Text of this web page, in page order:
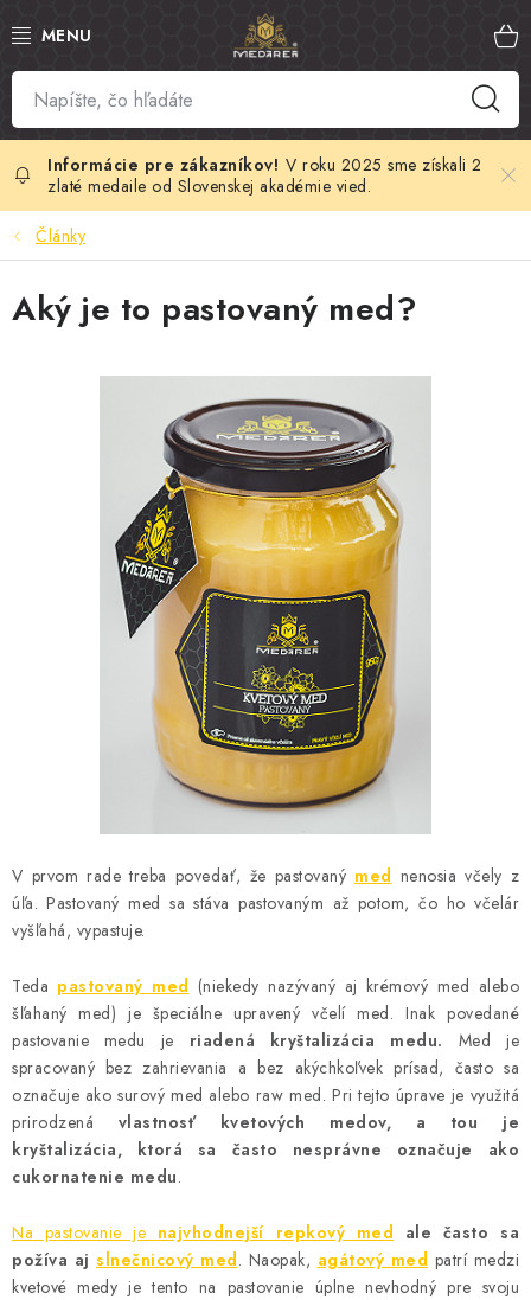
na
SLOVENSKÝ MED
MANUKA MED
VČELÍ PEĽ
MEDOVÁ KOZMETIKA
MEDOVÉ DARČEKOVÉ SETY
VÝROBKY Z VOSKU
DOPLNKY KU VČELÍM PRODUKTOM
MEDOVÉ CUKROVINKY
SLUŽBY VČELÁRA
DARČEKOVÝ POUKAZ
LITERATÚRA - KNIHY
AKCIE A ZĽAVY
NOVINKY
VÝŽIVOVÉ DOPLNKY
V roku 2025 sme získali 2
zlaté medaile od Slovenskej akadémie vied.
Články
Aký je to pastovaný med?
V prvom rade treba povedať, že pastovaný med nenosia včely z
úľa. Pastovaný med sa stáva pastovaným až potom, čo ho včelár
vyšľahá, vypastuje.
Teda pastovaný med (niekedy nazývaný aj krémový med alebo
šľahaný med) je špeciálne upravený včelí med. Inak povedané
pastovanie medu je riadená kryštalizácia medu. Med je
spracovaný bez zahrievania a bez akýchkoľvek prísad, často sa
označuje ako surový med alebo raw med. Pri tejto úprave je využitá
prirodzená vlastnosť kvetových medov, a tou je
kryštalizácia, ktorá sa často nesprávne označuje ako
cukornatenie medu.
Na pastovanie je najvhodnejší repkový med ale často sa
požíva aj slnečnicový med. Naopak, agátový med patrí medzi
kvetové medy je tento na pastovanie úplne nevhodný pre svoju